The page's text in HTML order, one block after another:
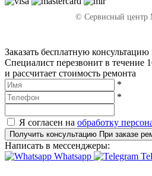
© Сервисный центр
Заказать бесплатную консультацию
Специалист перезвонит в течение
и рассчитает стоимость ремонта
*
*
Я согласен на обработку
Получить консультацию При заказе
Написать в мессенджеры:
Whatsapp